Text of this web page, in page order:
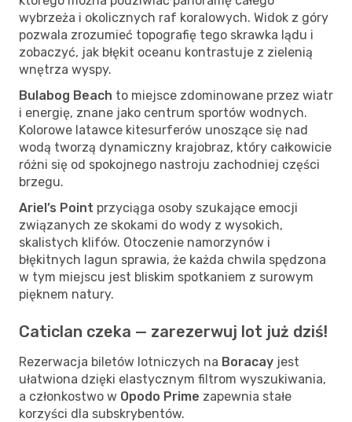
wybrzeża i okolicznych raf koralowych. Widok z góry
pozwala zrozumieć topografię tego skrawka lądu i
zobaczyć, jak błękit oceanu kontrastuje z zielenią
wnętrza wyspy.
Bulabog Beach to miejsce zdominowane przez wiatr
i energię, znane jako centrum sportów wodnych.
Kolorowe latawce kitesurferów unoszące się nad
wodą tworzą dynamiczny krajobraz, który całkowicie
różni się od spokojnego nastroju zachodniej części
brzegu.
Ariel’s Point przyciąga osoby szukające emocji
związanych ze skokami do wody z wysokich,
skalistych klifów. Otoczenie namorzynów i
błękitnych lagun sprawia, że każda chwila spędzona
w tym miejscu jest bliskim spotkaniem z surowym
pięknem natury.
Caticlan czeka — zarezerwuj lot już dziś!
Rezerwacja biletów lotniczych na Boracay jest
ułatwiona dzięki elastycznym filtrom wyszukiwania,
a członkostwo w Opodo Prime zapewnia stałe
korzyści dla subskrybentów.